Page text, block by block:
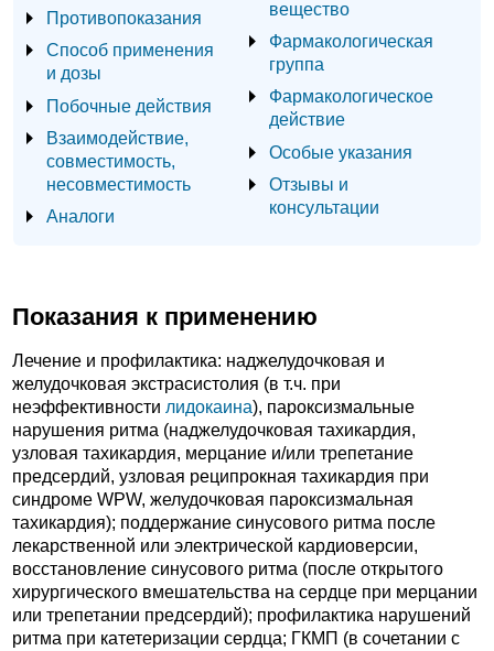
Противопоказания
Способ применения
и дозы
Побочные действия
Взаимодействие,
совместимость,
несовместимость
Аналоги
вещество
Фармакологическая
группа
Фармакологическое
действие
Особые указания
Отзывы и
консультации
Показания к применению
Лечение и профилактика: наджелудочковая и
желудочковая экстрасистолия (в т.ч. при
неэффективности лидокаина), пароксизмальные
нарушения ритма (наджелудочковая тахикардия,
узловая тахикардия, мерцание и/или трепетание
предсердий, узловая реципрокная тахикардия при
синдроме WPW, желудочковая пароксизмальная
тахикардия); поддержание синусового ритма после
лекарственной или электрической кардиоверсии,
восстановление синусового ритма (после открытого
хирургического вмешательства на сердце при мерцании
или трепетании предсердий); профилактика нарушений
ритма при катетеризации сердца; ГКМП (в сочетании с